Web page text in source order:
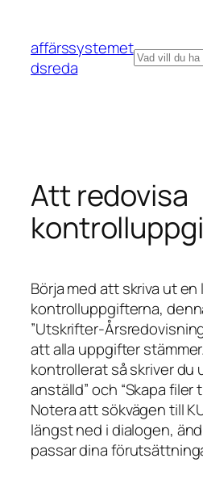
innehåll
affärssystemet
dsreda
Sök
Att redovisa
Börja med att skriva ut
kontrolluppgifterna,
”Utskrifter-
att alla uppgifter
kontrollerat så skriver du
anställd” och “Skapa filer
Notera att sökvägen till
längst ned i dialogen,
passar dina